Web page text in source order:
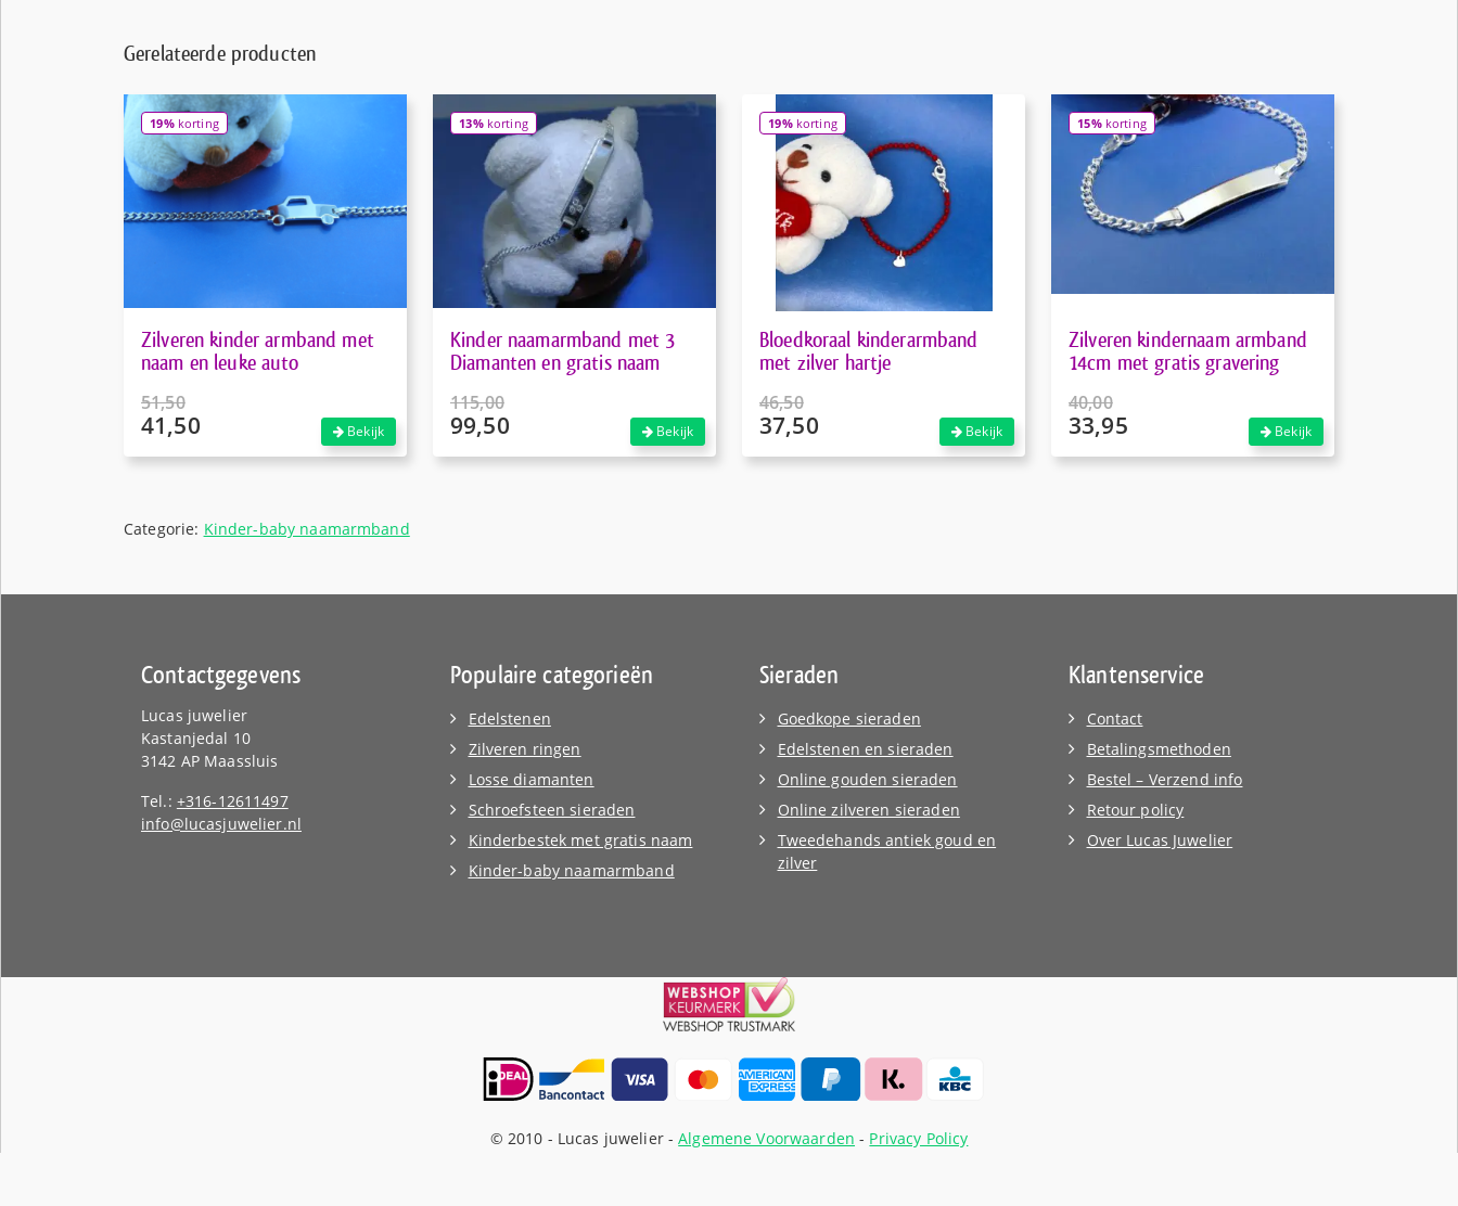
Gerelateerde producten
19%korting
Zilveren kinder armband met
naam en leuke auto
51,50
Oorspronkelijke
41,50
€41,50.
Bekijk
13%korting
Kinder naamarmband met 3
Diamanten en gratis naam
115,00
Oorspronkelijke
99,50 Bekijk
19%korting
Bloedkoraal kinderarmband
met zilver hartje
46,50
Oorspronkelijke
37,50 Bekijk
15%korting
Zilveren kindernaam armband
14cm met gratis gravering
40,00
Oorspronkelijke
33,95 Bekijk
Categorie: Kinder-baby naamarmband
Contactgegevens
Lucas juwelier
Kastanjedal 10
3142 AP Maassluis
Tel.: +316-12611497
info@lucasjuwelier.nl
Populaire categorieën
Edelstenen
Zilveren ringen
Losse diamanten
Schroefsteen sieraden
Kinderbestek met gratis naam
Kinder-baby naamarmband
Sieraden
Goedkope sieraden
Edelstenen en sieraden
Online gouden sieraden
Online zilveren sieraden
Tweedehands antiek goud en
zilver
Klantenservice
Contact
Betalingsmethoden
Bestel – Verzend info
Retour policy
Over Lucas Juwelier
© 2010 - Lucas juwelier -Algemene Voorwaarden - Privacy Policy